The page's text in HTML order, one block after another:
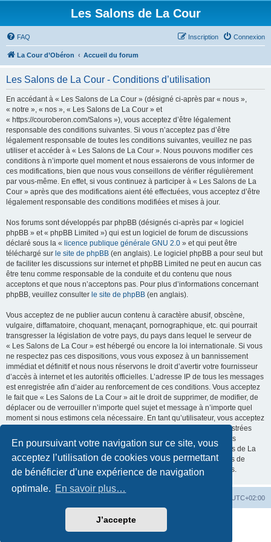
En poursuivant votre navigation sur ce site, vous
acceptez l’utilisation de cookies vous permettant
de bénéficier d’une expérience de navigation
optimale. En savoir plus…
J’accepte
Les Salons de La Cour
FAQ Connexion
Inscription
La Cour d’Obéron Accueil du forum
Les Salons de La Cour - Conditions d’utilisation
En accédant à « Les Salons de La Cour » (désigné ci-après par « nous »,
« notre », « nos », « Les Salons de La Cour » et
« https://couroberon.com/Salons »), vous acceptez d’être légalement
responsable des conditions suivantes. Si vous n’acceptez pas d’être
légalement responsable de toutes les conditions suivantes, veuillez ne pas
utiliser et accéder à « Les Salons de La Cour ». Nous pouvons modifier ces
conditions à n’importe quel moment et nous essaierons de vous informer de
ces modifications, bien que nous vous conseillons de vérifier régulièrement
par vous-même. En effet, si vous continuez à participer à « Les Salons de La
Cour » après que des modifications aient été effectuées, vous acceptez d’être
légalement responsable des conditions modifiées et mises à jour.
Nos forums sont développés par phpBB (désignés ci-après par « logiciel
phpBB » et « phpBB Limited ») qui est un logiciel de forum de discussions
déclaré sous la « licence publique générale GNU 2.0 » et qui peut être
téléchargé sur le site de phpBB (en anglais). Le logiciel phpBB a pour seul but
de faciliter les discussions sur internet et phpBB Limited ne peut en aucun cas
être tenu comme responsable de la conduite et du contenu que nous
acceptons et que nous n’acceptons pas. Pour plus d’informations concernant
phpBB, veuillez consulter le site de phpBB (en anglais).
Vous acceptez de ne publier aucun contenu à caractère abusif, obscène,
vulgaire, diffamatoire, choquant, menaçant, pornographique, etc. qui pourrait
transgresser la législation de votre pays, du pays dans lequel le serveur de
« Les Salons de La Cour » est hébergé ou encore la loi internationale. Si vous
ne respectez pas ces dispositions, vous vous exposez à un bannissement
immédiat et définitif et nous nous réservons le droit d’avertir votre fournisseur
d’accès à internet et les autorités officielles. L’adresse IP de tous les messages
est enregistrée afin d’aider au renforcement de ces conditions. Vous acceptez
le fait que « Les Salons de La Cour » ait le droit de supprimer, de modifier, de
déplacer ou de verrouiller n’importe quel sujet et message à n’importe quel
moment si nous estimons cela nécessaire. En tant qu’utilisateur, vous acceptez
que toutes les informations que vous avez renseignées soient enregistrées
dans notre base de données. Bien que ces informations ne seront pas
diffusées à une tierce partie sans votre consentement, ni « Les Salons de La
Cour », ni phpBB, ne pourront être tenus comme responsables en cas de
tentative de piratage informatique visant à compromettre vos données.
UTC+02:00
phpBB® Forum Software © phpBB Limited
©